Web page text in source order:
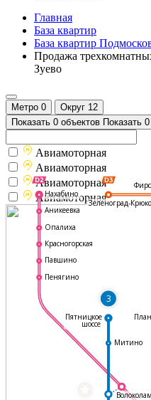
Главная
База квартир
База квартир
Продажа
Зуево
Метро 0 Округ 12
Показать 0 объектов Показать
3
Митино
Нахабино
Аникеевка
Опалиха
Красногорская
Павшино
Пенягино
Пятницкое
шоссе
Зеленоград-
Авиамоторная
Авиамоторная
Авиамоторная
Авиамоторная